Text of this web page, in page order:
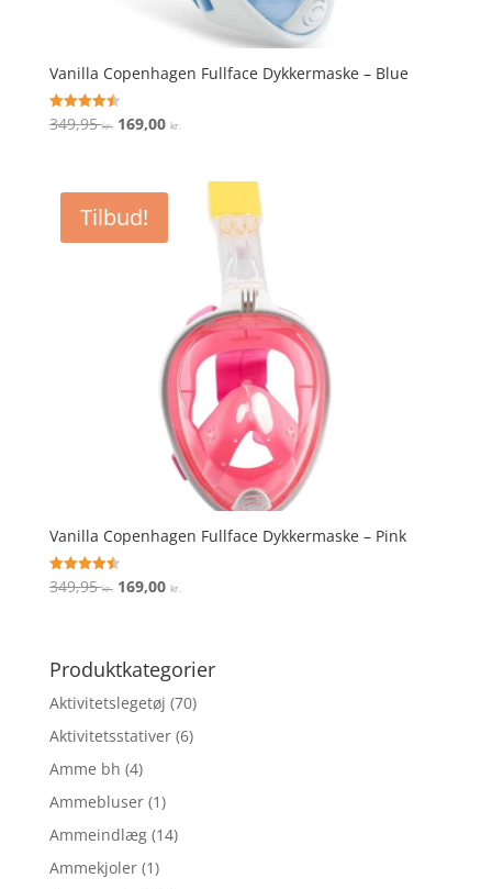
Vanilla Copenhagen Fullface Dykkermaske – Blue
Vurderet
4.5
349,95kr. Den
var:
349,95 kr..
169,00 kr.
169,00 kr..
Tilbud!
Vanilla Copenhagen Fullface Dykkermaske – Pink
Vurderet
4.5
349,95kr. Den
var:
349,95 kr..
169,00 kr.
er:
Produktkategorier
Aktivitetslegetøj (70)
Aktivitetsstativer (6)
Amme bh (4)
Ammebluser (1)
Ammeindlæg (14)
Ammekjoler (1)